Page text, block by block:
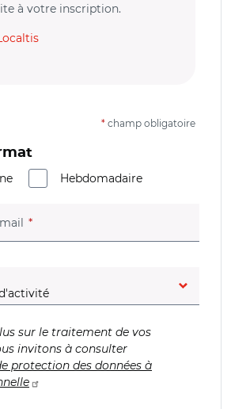
à votre inscription.
* champ obligatoire
Hebdomadaire
(champ obligatoire)
sur le traitement de vos
invitons à consulter
protection des données à